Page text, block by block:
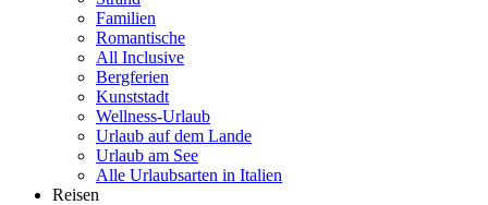
Familien
Romantische
All Inclusive
Bergferien
Kunststadt
Wellness-Urlaub
Urlaub auf dem Lande
Urlaub am See
Alle Urlaubsarten in Italien
Reisen